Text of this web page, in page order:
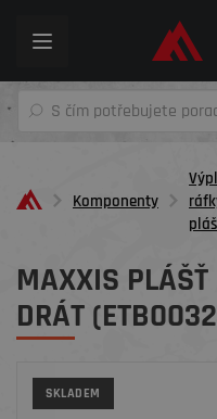
Toggle
Komponenty
MAXXIS
DRÁT
SKLADEM